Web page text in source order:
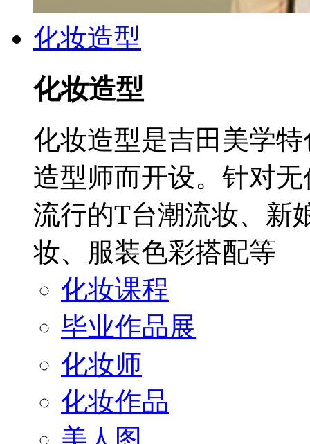
化妆造型
化妆造型
化妆造型是吉田美学
造型师而开设。针对
流行的T台潮流妆、新
妆、服装色彩搭配等
化妆课程
毕业作品展
化妆师
化妆作品